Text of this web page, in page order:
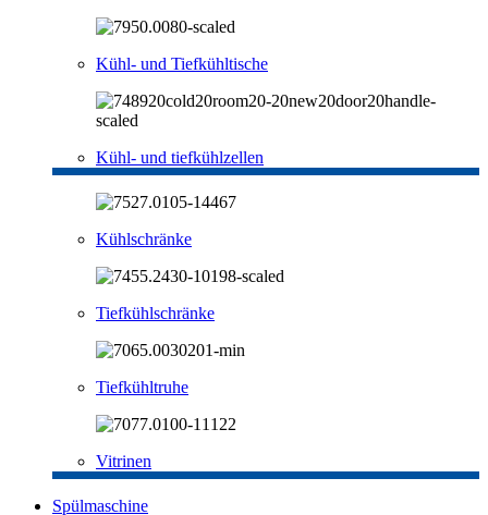
Kühl- und Tiefkühltische
Kühl- und tiefkühlzellen
Kühlschränke
Tiefkühlschränke
Tiefkühltruhe
Vitrinen
Spülmaschine